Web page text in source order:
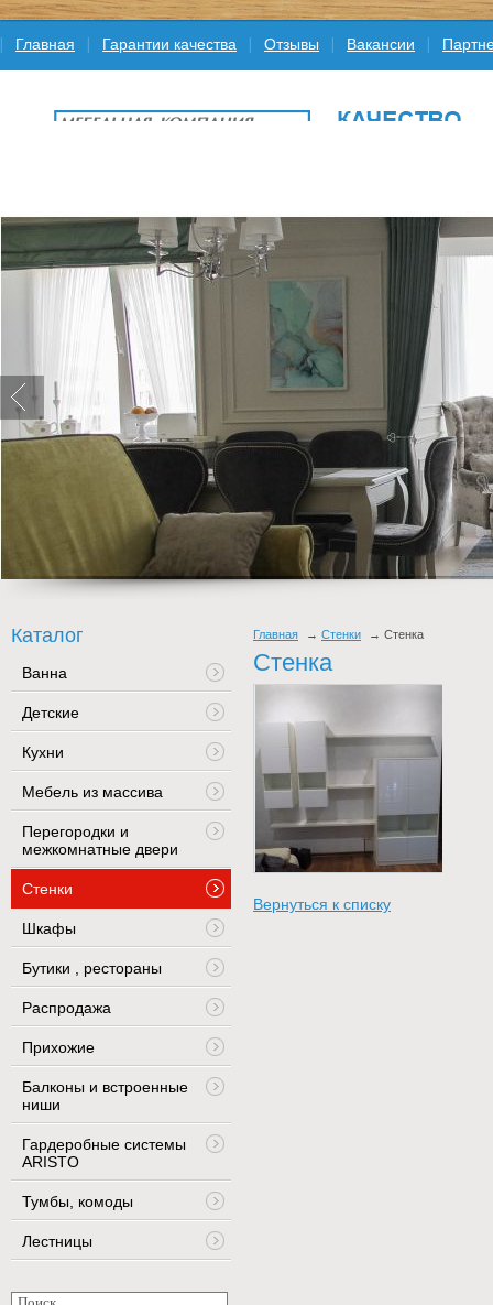
Главная Гарантии качества Отзывы Вакансии
Главная Стенки Стенка
Стенка
Вернуться к списку
Каталог
Ванна
Детские
Кухни
Мебель из массива
Перегородки и
межкомнатные двери
Стенки
Шкафы
Бутики , рестораны
Распродажа
Прихожие
Балконы и встроенные
ниши
Гардеробные системы
ARISTO
Тумбы, комоды
Лестницы